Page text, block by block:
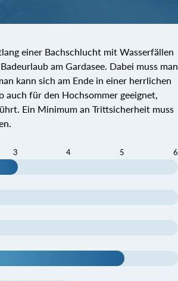
einer Bachschlucht mit Wasserfällen
am Gardasee. Dabei muss man
kann sich am Ende in einer herrlichen
auch für den Hochsommer geeignet,
Ein Minimum an Trittsicherheit muss
3 4 5 6